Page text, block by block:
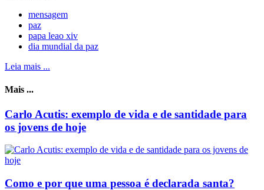
mensagem
paz
papa leao xiv
dia mundial da paz
Leia mais ...
Mais ...
Carlo Acutis: exemplo de vida e de santidade para
os jovens de hoje
Como e por que uma pessoa é declarada santa?